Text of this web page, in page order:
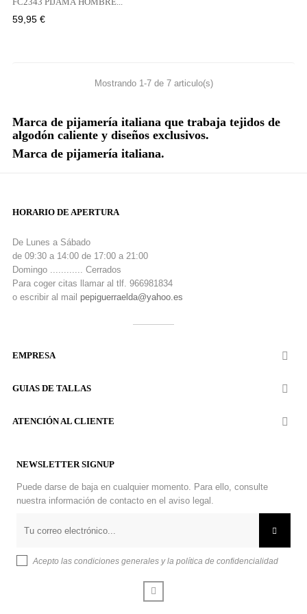
Marca de pijamería italiana.
Marca de pijamería italiana que trabaja tejidos de
algodón caliente y diseños exclusivos.
Precio
59,95 €
Mostrando 1-7 de 7 articulo(s)
HORARIO DE APERTURA
De Lunes a Sábado
de 09:30 a 14:00 de 17:00 a 21:00
Domingo ............ Cerrados
Para coger citas llamar al tlf. 966981834
o escribir al mail pepiguerraelda@yahoo.es
EMPRESA 
GUIAS DE TALLAS 
ATENCIÓN AL CLIENTE 
NEWSLETTER SIGNUP
Puede darse de baja en cualquier momento. Para ello, consulte
nuestra información de contacto en el aviso legal.
Acepto las condiciones generales y la política de confidencialidad